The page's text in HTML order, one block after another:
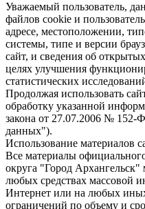
Уважаемый пользователь,
файлов cookie и
адресе, местоположении,
системы, типе и версии
сайт, и сведения об
целях улучшения
статистических
Продолжая использовать
обработку указанной
закона от 27.07.2006 № 152-
данных").
Использование материалов
Все материалы
округа "Город Архангельск"
любых средствах массовой
Интернет или на любых
ограничений по объему и